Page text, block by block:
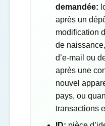
demandée:
après un
modification
de
d’e-mail ou
après une
nouvel
pays, ou
transactions